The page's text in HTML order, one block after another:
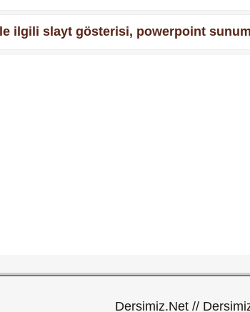
ilgili slayt gösterisi, powerpoint sunum
Dersimiz.Net //